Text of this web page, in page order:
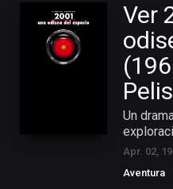
Ver
Un
Apr. 02,
Aventura